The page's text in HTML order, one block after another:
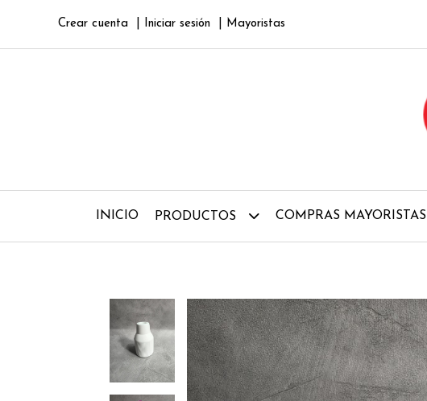
Crear cuenta Iniciar sesión Mayoristas
INICIO PRODUCTOS COMPRAS MAYORISTAS